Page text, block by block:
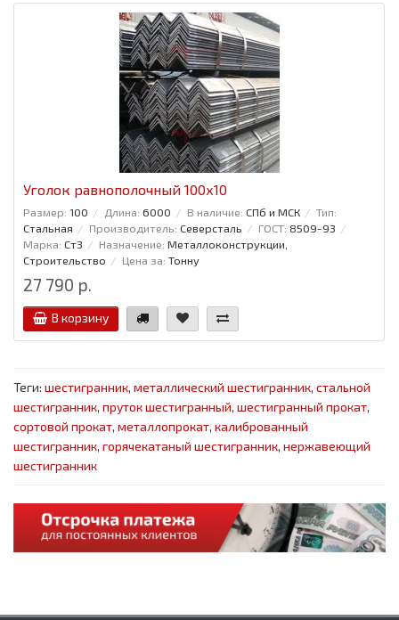
Уголок равнополочный 100x10
Размер: 100 Длина: 6000 В наличие: СПб и МСК
Тип:
Стальная
Производитель: Северсталь ГОСТ: 8509-93
Марка: Ст3 Назначение: Металлоконструкции,
Строительство
Цена за: Тонну
27 790 р.
В корзину
Теги: шестигранник, металлический шестигранник, стальной
шестигранник, пруток шестигранный, шестигранный прокат,
сортовой прокат, металлопрокат, калиброванный
шестигранник, горячекатаный шестигранник, нержавеющий
шестигранник